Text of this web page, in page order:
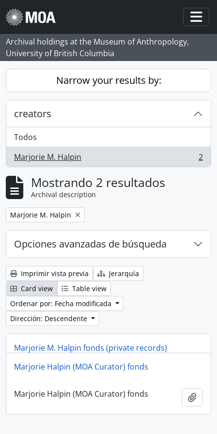
Skip to main content
Archival holdings at the Museum of Anthropology,
University of British Columbia
Narrow your results by:
creators
Todos
Marjorie M. Halpin
, 2 resultados 2
Mostrando 2 resultados
Archival description
Remove filter:
Marjorie M. Halpin
Opciones avanzadas de búsqueda
Imprimir vista previa
Jerarquía
Card view
Table view
Ordenar por: Fecha modificada
Dirección: Descendente
Marjorie M. Halpin fonds (private records)
Marjorie M. Halpin fonds (private records)
Marjorie Halpin (MOA Curator) fonds
Marjorie Halpin (MOA Curator) fonds